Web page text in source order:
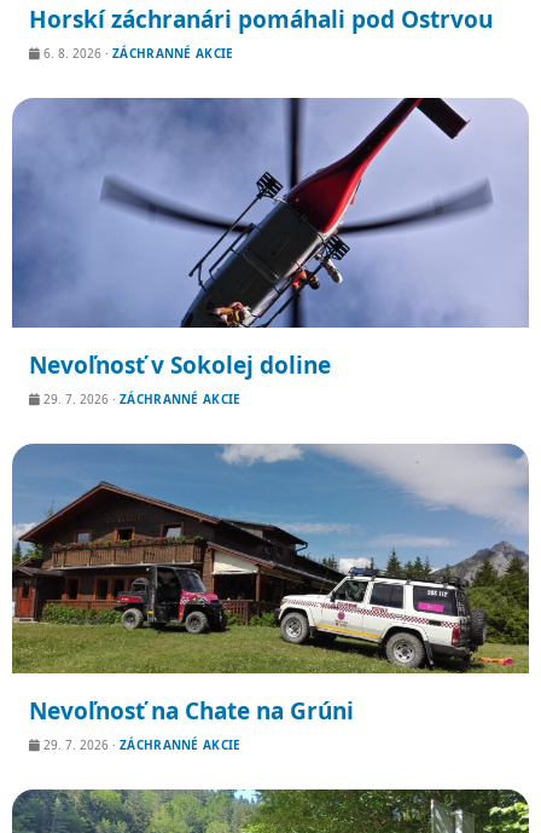
Horskí záchranári pomáhali pod Ostrvou
6. 8. 2026 · ZÁCHRANNÉ AKCIE
Nevoľnosť v Sokolej doline
29. 7. 2026 · ZÁCHRANNÉ AKCIE
Nevoľnosť na Chate na Grúni
29. 7. 2026 · ZÁCHRANNÉ AKCIE